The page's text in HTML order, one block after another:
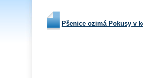
Pšenice ozimá Pokusy v